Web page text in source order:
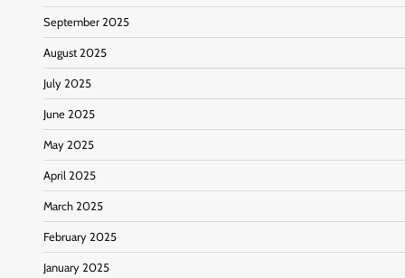
September 2025
August 2025
July 2025
June 2025
May 2025
April 2025
March 2025
February 2025
January 2025